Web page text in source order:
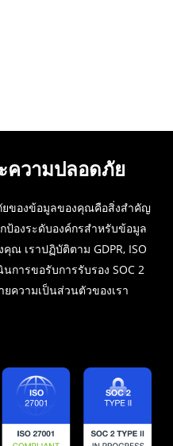
ความปลอดภัย
ของข้อมูลของคุณคือสิ่งสำคัญ
ป้องระดับองค์กรสำหรับข้อมูล
ณ เราปฏิบัติตาม GDPR, ISO
การขอรับการรับรอง SOC 2
ยความเป็นส่วนตัวของเรา